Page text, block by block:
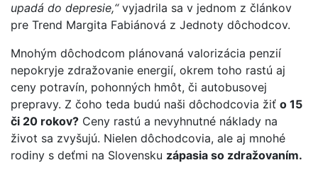
upadá do depresie,“ vyjadrila sa v jednom z článkov
pre Trend Margita Fabiánová z Jednoty dôchodcov.
Mnohým dôchodcom plánovaná valorizácia penzií
nepokryje zdražovanie energií, okrem toho rastú aj
ceny potravín, pohonných hmôt, či autobusovej
prepravy. Z čoho teda budú naši dôchodcovia žiť o 15
či 20 rokov? Ceny rastú a nevyhnutné náklady na
život sa zvyšujú. Nielen dôchodcovia, ale aj mnohé
rodiny s deťmi na Slovensku zápasia so zdražovaním.